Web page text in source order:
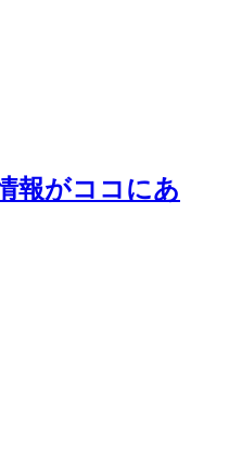
報がココにあ